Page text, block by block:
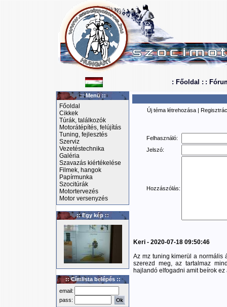
: Főoldal : :
:: Menü ::
Főoldal
Cikkek
Túrák, találkozók
Motorátépítés, felújítás
Tuning, fejlesztés
Szerviz
Vezetéstechnika
Galéria
Szavazás kiértékelése
Filmek, hangok
Papírmunka
Szocitúrák
Motortervezés
Motor versenyzés
:: Egy kép ::
:: Címlista belépés ::
email:
pass:
Új téma létrehozása |
Felhasználó:
Jelszó:
Hozzászólás:
Keri - 2020-07-18 09:50:46
Az mz tuning kimerül a normális
szerezd meg, az tartalmaz
hajlandó elfogadni amit beírok ez